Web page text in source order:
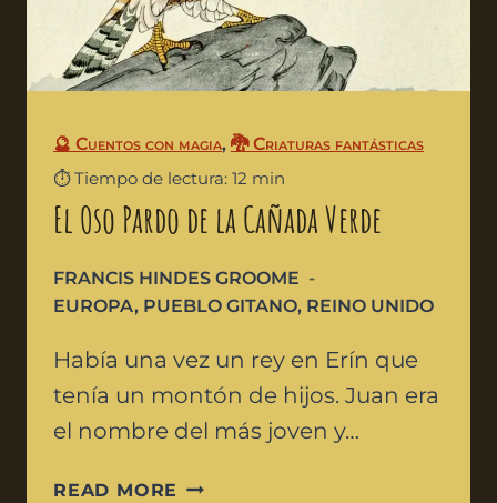
🔮 Cuentos con magia, 🐉 Criaturas fantásticas
⏱️ Tiempo de lectura: 12 min
El Oso Pardo de la Cañada Verde
FRANCIS HINDES GROOME
EUROPA, PUEBLO GITANO, REINO UNIDO
Había una vez un rey en Erín que
tenía un montón de hijos. Juan era
el nombre del más joven y…
READ MORE